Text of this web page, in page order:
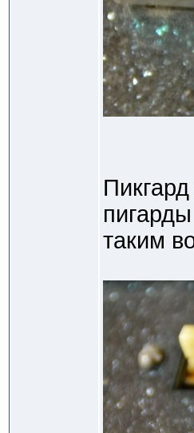
таким